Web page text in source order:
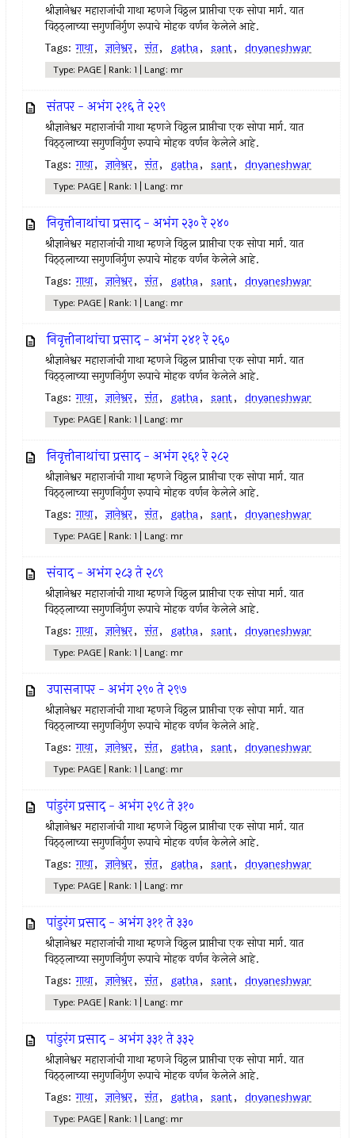
श्रीज्ञानेश्वर महाराजांची गाथा म्हणजे विठ्ठल प्राप्तीचा एक सोपा मार्ग. यात
विठ्ठ्लाच्या सगुणनिर्गुण रूपाचे मोहक वर्णन केलेले आहे.
Tags: गाथा, ज्ञानेश्वर, संत, gatha, sant, dnyaneshwar
Type: PAGE | Rank: 1 | Lang: mr
संतपर - अभंग २१६ ते २२९
श्रीज्ञानेश्वर महाराजांची गाथा म्हणजे विठ्ठल प्राप्तीचा एक सोपा मार्ग. यात
विठ्ठ्लाच्या सगुणनिर्गुण रूपाचे मोहक वर्णन केलेले आहे.
Tags: गाथा, ज्ञानेश्वर, संत, gatha, sant, dnyaneshwar
Type: PAGE | Rank: 1 | Lang: mr
निवृत्तीनाथांचा प्रसाद - अभंग २३० रे २४०
श्रीज्ञानेश्वर महाराजांची गाथा म्हणजे विठ्ठल प्राप्तीचा एक सोपा मार्ग. यात
विठ्ठ्लाच्या सगुणनिर्गुण रूपाचे मोहक वर्णन केलेले आहे.
Tags: गाथा, ज्ञानेश्वर, संत, gatha, sant, dnyaneshwar
Type: PAGE | Rank: 1 | Lang: mr
निवृत्तीनाथांचा प्रसाद - अभंग २४१ रे २६०
श्रीज्ञानेश्वर महाराजांची गाथा म्हणजे विठ्ठल प्राप्तीचा एक सोपा मार्ग. यात
विठ्ठ्लाच्या सगुणनिर्गुण रूपाचे मोहक वर्णन केलेले आहे.
Tags: गाथा, ज्ञानेश्वर, संत, gatha, sant, dnyaneshwar
Type: PAGE | Rank: 1 | Lang: mr
निवृत्तीनाथांचा प्रसाद - अभंग २६१ रे २८२
श्रीज्ञानेश्वर महाराजांची गाथा म्हणजे विठ्ठल प्राप्तीचा एक सोपा मार्ग. यात
विठ्ठ्लाच्या सगुणनिर्गुण रूपाचे मोहक वर्णन केलेले आहे.
Tags: गाथा, ज्ञानेश्वर, संत, gatha, sant, dnyaneshwar
Type: PAGE | Rank: 1 | Lang: mr
संवाद - अभंग २८३ ते २८९
श्रीज्ञानेश्वर महाराजांची गाथा म्हणजे विठ्ठल प्राप्तीचा एक सोपा मार्ग. यात
विठ्ठ्लाच्या सगुणनिर्गुण रूपाचे मोहक वर्णन केलेले आहे.
Tags: गाथा, ज्ञानेश्वर, संत, gatha, sant, dnyaneshwar
Type: PAGE | Rank: 1 | Lang: mr
उपासनापर - अभंग २९० ते २९७
श्रीज्ञानेश्वर महाराजांची गाथा म्हणजे विठ्ठल प्राप्तीचा एक सोपा मार्ग. यात
विठ्ठ्लाच्या सगुणनिर्गुण रूपाचे मोहक वर्णन केलेले आहे.
Tags: गाथा, ज्ञानेश्वर, संत, gatha, sant, dnyaneshwar
Type: PAGE | Rank: 1 | Lang: mr
पांडुरंग प्रसाद - अभंग २९८ ते ३१०
श्रीज्ञानेश्वर महाराजांची गाथा म्हणजे विठ्ठल प्राप्तीचा एक सोपा मार्ग. यात
विठ्ठ्लाच्या सगुणनिर्गुण रूपाचे मोहक वर्णन केलेले आहे.
Tags: गाथा, ज्ञानेश्वर, संत, gatha, sant, dnyaneshwar
Type: PAGE | Rank: 1 | Lang: mr
पांडुरंग प्रसाद - अभंग ३११ ते ३३०
श्रीज्ञानेश्वर महाराजांची गाथा म्हणजे विठ्ठल प्राप्तीचा एक सोपा मार्ग. यात
विठ्ठ्लाच्या सगुणनिर्गुण रूपाचे मोहक वर्णन केलेले आहे.
Tags: गाथा, ज्ञानेश्वर, संत, gatha, sant, dnyaneshwar
Type: PAGE | Rank: 1 | Lang: mr
पांडुरंग प्रसाद - अभंग ३३१ ते ३३२
श्रीज्ञानेश्वर महाराजांची गाथा म्हणजे विठ्ठल प्राप्तीचा एक सोपा मार्ग. यात
विठ्ठ्लाच्या सगुणनिर्गुण रूपाचे मोहक वर्णन केलेले आहे.
Tags: गाथा, ज्ञानेश्वर, संत, gatha, sant, dnyaneshwar
Type: PAGE | Rank: 1 | Lang: mr